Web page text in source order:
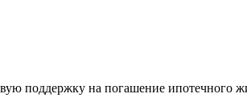
поддержку на погашение ипотечного